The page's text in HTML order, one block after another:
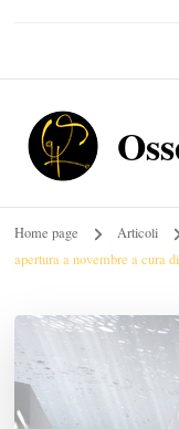
Home page Articoli
apertura a novembre a cura